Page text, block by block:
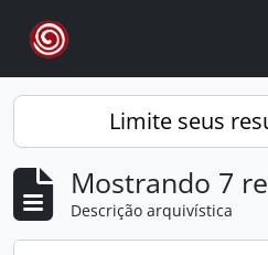
Skip to main content
Limite seus
Mostrando 7
Descrição arquivística